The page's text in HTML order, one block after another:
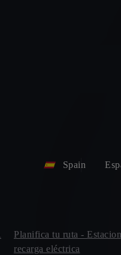
Spain
Planifica tu ruta -
recarga eléctrica